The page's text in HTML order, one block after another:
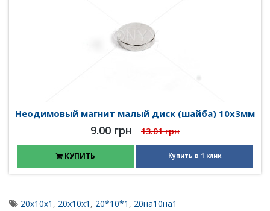
Неодимовый магнит малый диск (шайба) 10х3мм
9.00 грн 13.01 грн
КУПИТЬ Купить в 1 клик
20x10x1 , 20х10х1 , 20*10*1 , 20на10на1